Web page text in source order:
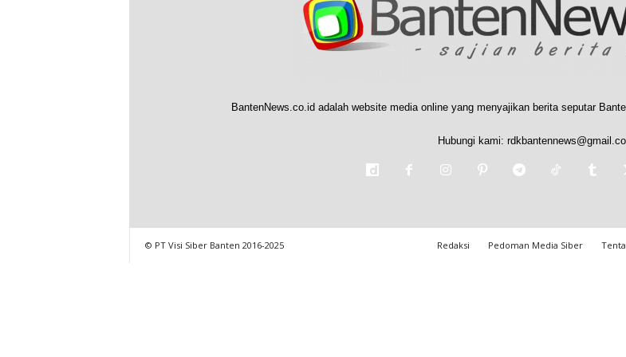
BantenNews.co.id adalah website media online yang menyajikan berita seputar
Hubungi kami:
Redaksi Pedoman Media Siber
© PT Visi Siber Banten 2016-2025